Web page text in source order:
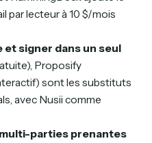
par lecteur à 10 $/mois
signer dans un seul
Proposify
sont les substituts
avec Nusii comme
parties prenantes